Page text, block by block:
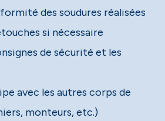
des soudures réalisées
si nécessaire
de sécurité et les
avec les autres corps de
monteurs, etc.)